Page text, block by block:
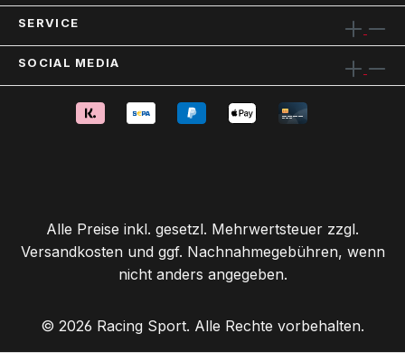
SERVICE
SOCIAL MEDIA
Alle Preise inkl. gesetzl. Mehrwertsteuer zzgl.
Versandkostenund ggf. Nachnahmegebühren, wenn
nicht anders angegeben.
© 2026 Racing Sport. Alle Rechte vorbehalten.